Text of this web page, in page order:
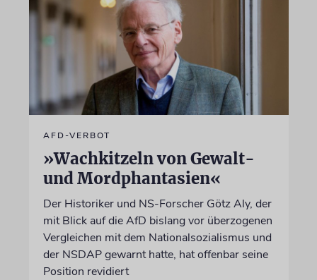
AFD-VERBOT
»Wachkitzeln von Gewalt-
und Mordphantasien«
Der Historiker und NS-Forscher Götz Aly, der
mit Blick auf die AfD bislang vor überzogenen
Vergleichen mit dem Nationalsozialismus und
der NSDAP gewarnt hatte, hat offenbar seine
Position revidiert